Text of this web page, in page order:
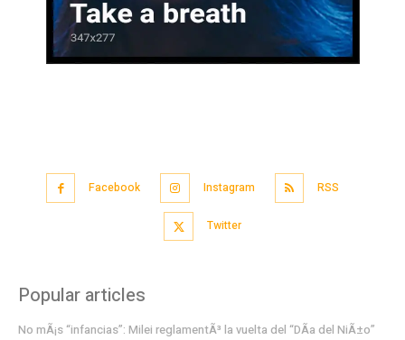
Facebook Instagram RSS
Twitter
Popular articles
No mÃ¡s “infancias”: Milei reglamentÃ³ la vuelta del “DÃ­a del NiÃ±o”